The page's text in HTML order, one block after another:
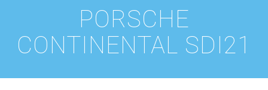
PORSCHE
CONTINENTAL SDI21